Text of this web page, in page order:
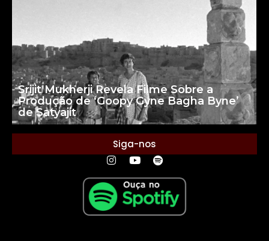
Srijit Mukherji Revela Filme Sobre a
Produção de ‘Goopy Gyne Bagha Byne’
de Satyajit
Siga-nos